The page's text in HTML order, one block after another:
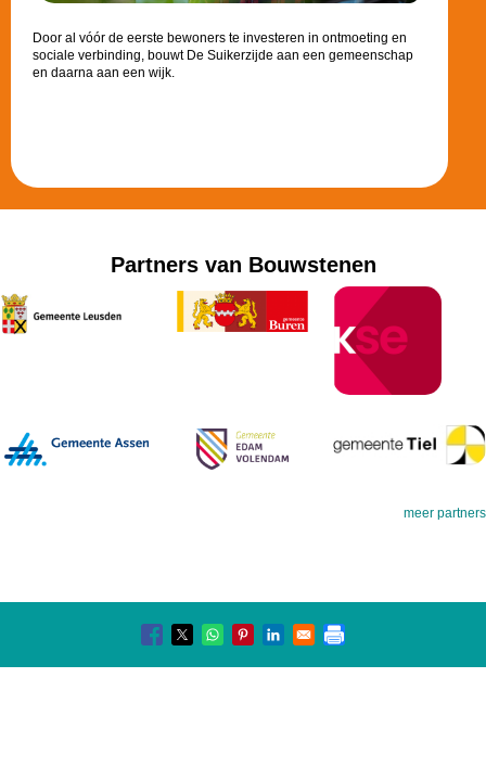
Door al vóór de eerste bewoners te investeren in ontmoeting en
sociale verbinding, bouwt De Suikerzijde aan een gemeenschap
en daarna aan een wijk.
Partners van Bouwstenen
meer partners